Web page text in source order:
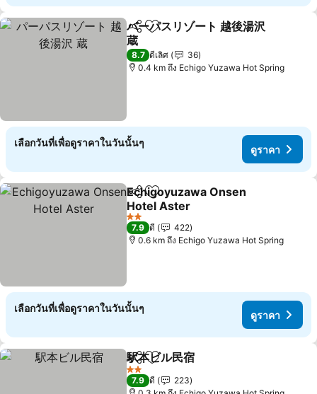
แชร์ เพิ่มในรายการโปรด
パーパスリゾート 越後湯沢
蔵
ดูราคา
8.7 ดีเลิศ
36
0.4 km ถึง Echigo Yuzawa Hot Spring
เลือกวันที่เพื่อดูราคาในวันนั้นๆ
ดูราคา
แชร์ เพิ่มในรายการโปรด
Echigoyuzawa Onsen
Hotel Aster
ดูราคา
2 ดาว
7.9 ดี
422
0.6 km ถึง Echigo Yuzawa Hot Spring
เลือกวันที่เพื่อดูราคาในวันนั้นๆ
ดูราคา
แชร์ เพิ่มในรายการโปรด
駅本ビル民宿
2 ดาว
7.9 ดี
223